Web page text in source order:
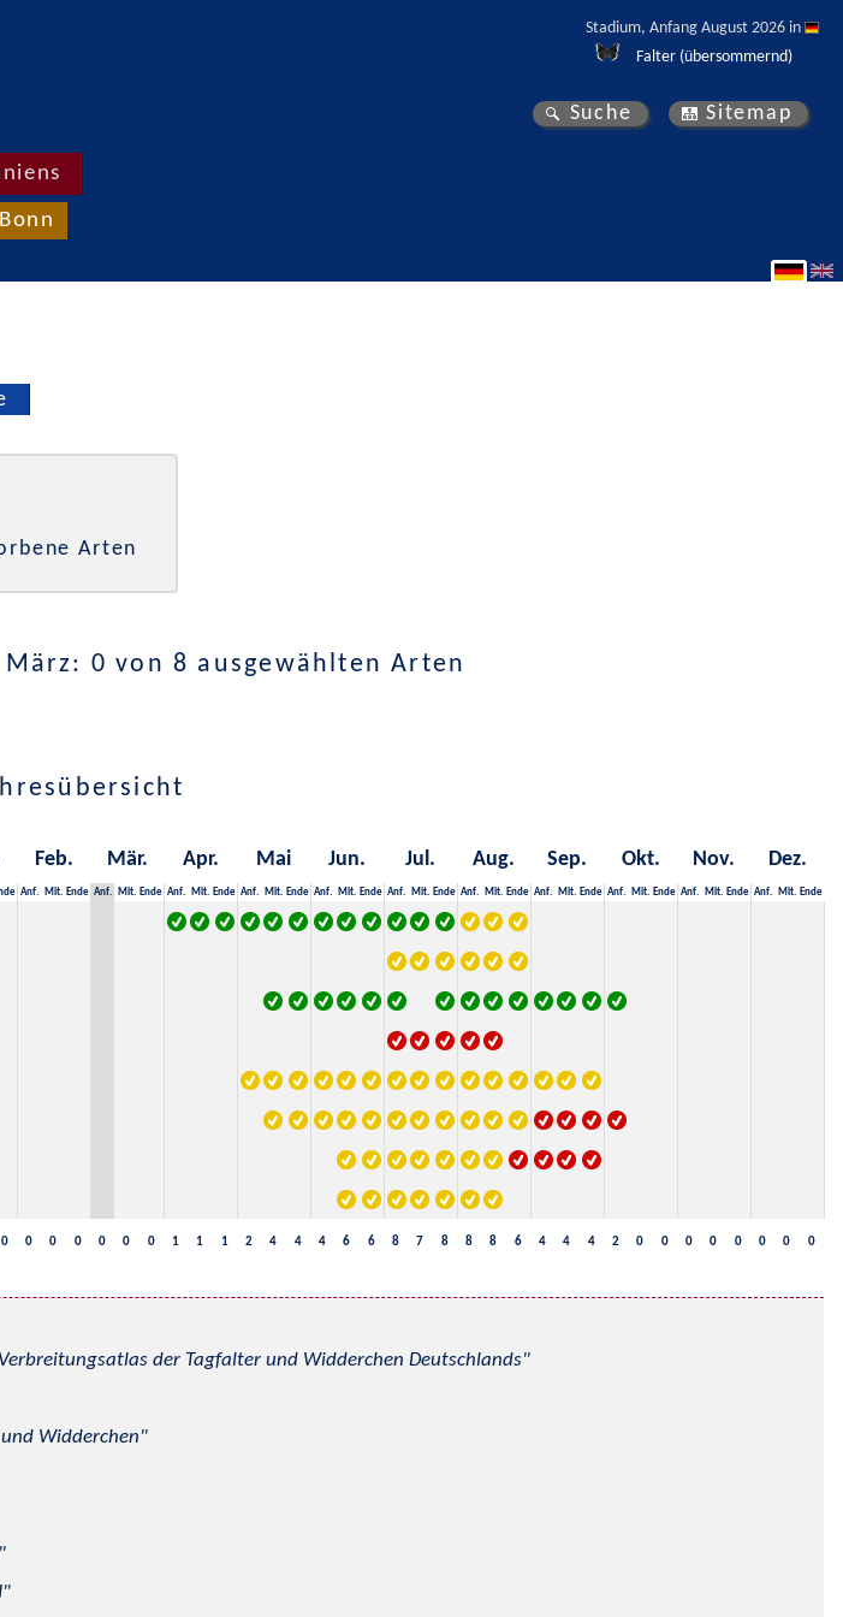
Stadium, Anfang August 2026 in
Falter (übersommernd)
Suche Sitemap
Arten
0 von 8 ausgewählten Arten
Feb. Mär. Apr. Mai Jun. Jul. Aug. Sep. Okt. Nov. Dez.
Anf. Mit. Ende Anf. Mit. Ende Anf. Mit. Ende Anf. Mit. Ende Anf. Mit. Ende Anf. Mit. Ende Anf. Mit. Ende Anf. Mit. Ende Anf. Mit. Ende Anf. Mit. Ende Anf. Mit. Ende
0 0 0 0 0 0 0 1 1 1 2 4 4 4 6 6 8 7 8 8 8 6 4 4 4 2 0 0 0 0 0 0 0 0
der Tagfalter und Widderchen Deutschlands
Widderchen